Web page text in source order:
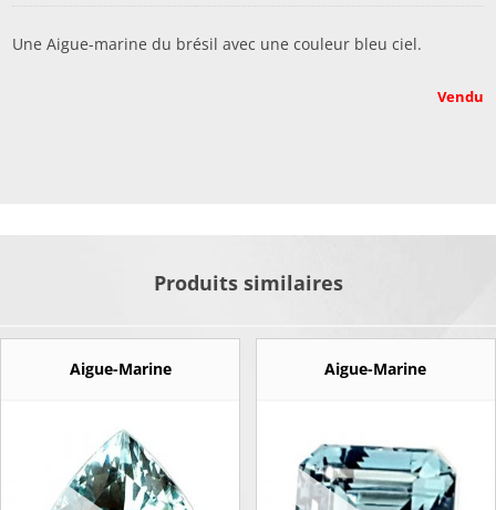
Une Aigue-marine du brésil avec une couleur bleu ciel.
Vendu
Produits similaires
Aigue-Marine Aigue-Marine